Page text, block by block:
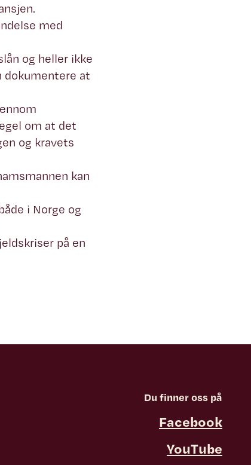
med
og heller ikke
dokumentere at
om at det
og kravets
kan
i Norge og
på en
Du finner oss på
Facebook
YouTube